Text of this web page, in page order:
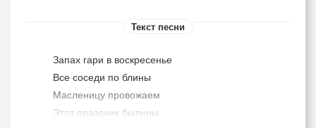
Текст песни
Запах гари в воскресенье
Все соседи по блины
Масленицу провожаем
Этот праздник былины